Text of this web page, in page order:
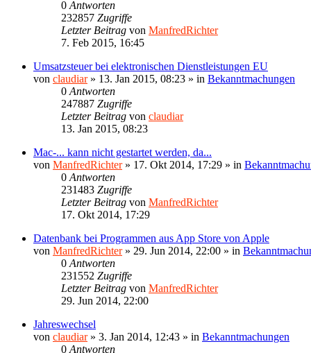
0 Antworten
232857 Zugriffe
Letzter Beitrag von ManfredRichter
7. Feb 2015, 16:45
Umsatzsteuer bei elektronischen Dienstleistungen EU
von claudiar» 13. Jan 2015, 08:23 » in Bekanntmachungen
0 Antworten
247887 Zugriffe
Letzter Beitrag von claudiar
13. Jan 2015, 08:23
Mac-... kann nicht gestartet werden, da...
von ManfredRichter» 17. Okt 2014, 17:29 » in
0 Antworten
231483 Zugriffe
Letzter Beitrag von ManfredRichter
17. Okt 2014, 17:29
Datenbank bei Programmen aus App Store von Apple
von ManfredRichter» 29. Jun 2014, 22:00 » in
0 Antworten
231552 Zugriffe
Letzter Beitrag von ManfredRichter
29. Jun 2014, 22:00
Jahreswechsel
von claudiar» 3. Jan 2014, 12:43 » in Bekanntmachungen
0 Antworten